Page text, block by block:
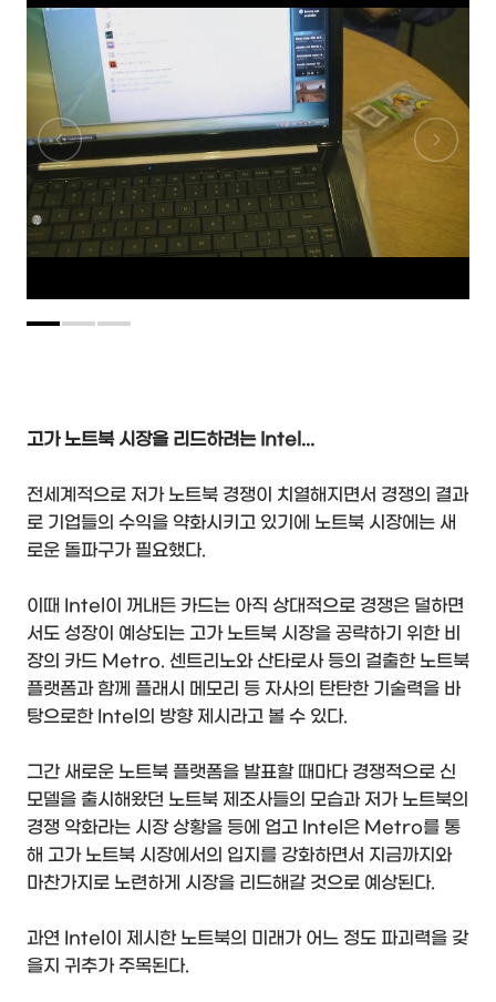
고가 노트북 시장을 리드하려는 Intel...
전세계적으로 저가 노트북 경쟁이 치열해지면서 경쟁의 결과
로 기업들의 수익을 약화시키고 있기에 노트북 시장에는 새
로운 돌파구가 필요했다.
이때 Intel이 꺼내든 카드는 아직 상대적으로 경쟁은 덜하면
서도 성장이 예상되는 고가 노트북 시장을 공략하기 위한 비
장의 카드 Metro. 센트리노와 산타로사 등의 걸출한 노트북
플랫폼과 함께 플래시 메모리 등 자사의 탄탄한 기술력을 바
탕으로한 Intel의 방향 제시라고 볼 수 있다.
그간 새로운 노트북 플랫폼을 발표할 때마다 경쟁적으로 신
모델을 출시해왔던 노트북 제조사들의 모습과 저가 노트북의
경쟁 악화라는 시장 상황을 등에 업고 Intel은 Metro를 통
해 고가 노트북 시장에서의 입지를 강화하면서 지금까지와
마찬가지로 노련하게 시장을 리드해갈 것으로 예상된다.
과연 Intel이 제시한 노트북의 미래가 어느 정도 파괴력을 갖
을지 귀추가 주목된다.